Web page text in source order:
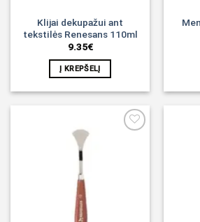
Klijai dekupažui ant
tekstilės Renesans 110ml
9.35€
Į KREPŠELĮ